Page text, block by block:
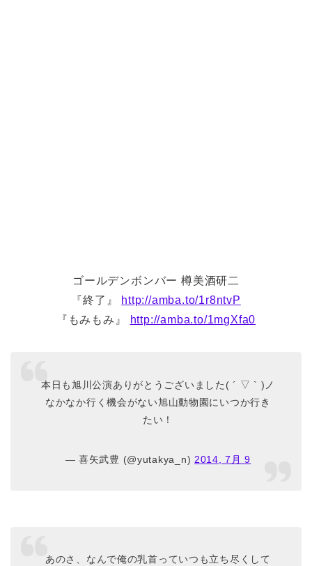
ゴールデンボンバー 樽美酒研二
『終了』
http://amba.to/1r8ntvP
『もみもみ』
http://amba.to/1mgXfa0
本日も旭川公演ありがとうございました( ´ ▽ ` )ノ
なかなか行く機会がない旭山動物園にいつか行き
たい！
— 喜矢武豊 (@yutakya_n) 2014, 7月 9
あのさ、なんで俺の乳首っていつも立ち尽くして